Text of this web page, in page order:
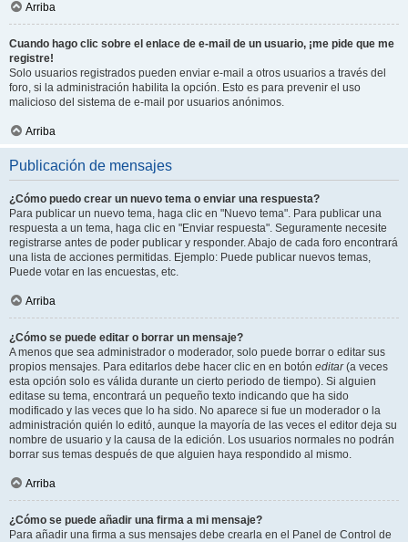
Arriba
Cuando hago clic sobre el enlace de e-mail de un usuario, ¡me pide que me
registre!
Solo usuarios registrados pueden enviar e-mail a otros usuarios a través del
foro, si la administración habilita la opción. Esto es para prevenir el uso
malicioso del sistema de e-mail por usuarios anónimos.
Arriba
Publicación de mensajes
¿Cómo puedo crear un nuevo tema o enviar una respuesta?
Para publicar un nuevo tema, haga clic en "Nuevo tema". Para publicar una
respuesta a un tema, haga clic en "Enviar respuesta". Seguramente necesite
registrarse antes de poder publicar y responder. Abajo de cada foro encontrará
una lista de acciones permitidas. Ejemplo: Puede publicar nuevos temas,
Puede votar en las encuestas, etc.
Arriba
¿Cómo se puede editar o borrar un mensaje?
A menos que sea administrador o moderador, solo puede borrar o editar sus
propios mensajes. Para editarlos debe hacer clic en en botón editar(a veces
esta opción solo es válida durante un cierto periodo de tiempo). Si alguien
editase su tema, encontrará un pequeño texto indicando que ha sido
modificado y las veces que lo ha sido. No aparece si fue un moderador o la
administración quién lo editó, aunque la mayoría de las veces el editor deja su
nombre de usuario y la causa de la edición. Los usuarios normales no podrán
borrar sus temas después de que alguien haya respondido al mismo.
Arriba
¿Cómo se puede añadir una firma a mi mensaje?
Para añadir una firma a sus mensajes debe crearla en el Panel de Control de